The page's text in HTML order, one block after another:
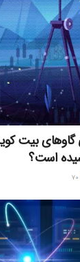
گاوهای بیت
است؟